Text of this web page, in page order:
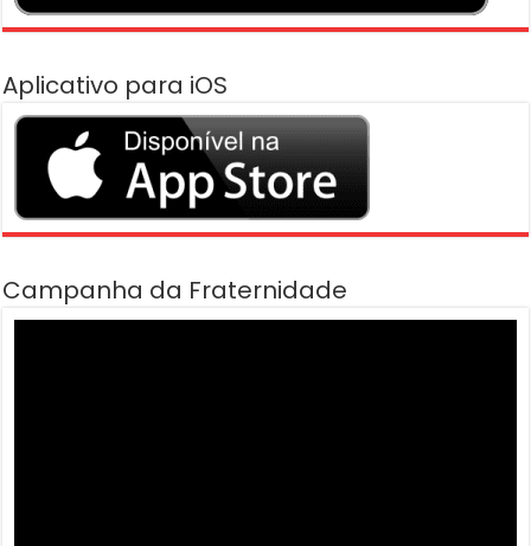
Aplicativo para iOS
Campanha da Fraternidade